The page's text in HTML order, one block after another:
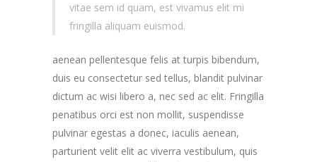
vitae sem id quam, est vivamus elit mi
fringilla aliquam euismod.
aenean pellentesque felis at turpis bibendum,
duis eu consectetur sed tellus, blandit pulvinar
dictum ac wisi libero a, nec sed ac elit. Fringilla
penatibus orci est non mollit, suspendisse
pulvinar egestas a donec, iaculis aenean,
parturient velit elit ac viverra vestibulum, quis